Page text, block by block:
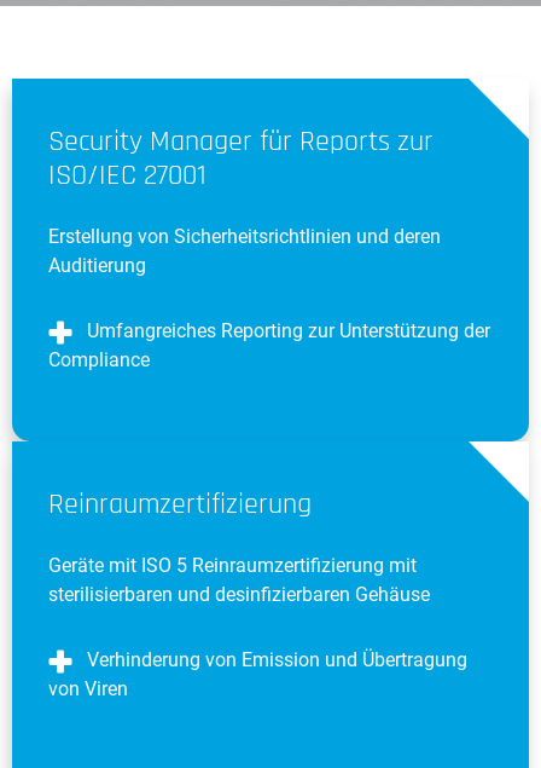
Security Manager für Reports zur
ISO/IEC 27001
Erstellung von Sicherheitsrichtlinien und deren
Auditierung
Umfangreiches Reporting zur Unterstützung der
Compliance
Reinraumzertifizierung
Geräte mit ISO 5 Reinraumzertifizierung mit
sterilisierbaren und desinfizierbaren Gehäuse
Verhinderung von Emission und Übertragung
von Viren